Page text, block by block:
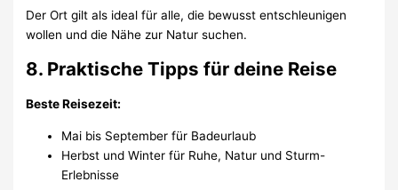
Der Ort gilt als ideal für alle, die bewusst entschleunigen
wollen und die Nähe zur Natur suchen.
8. Praktische Tipps für deine Reise
Beste Reisezeit:
Mai bis September für Badeurlaub
Herbst und Winter für Ruhe, Natur und Sturm-
Erlebnisse